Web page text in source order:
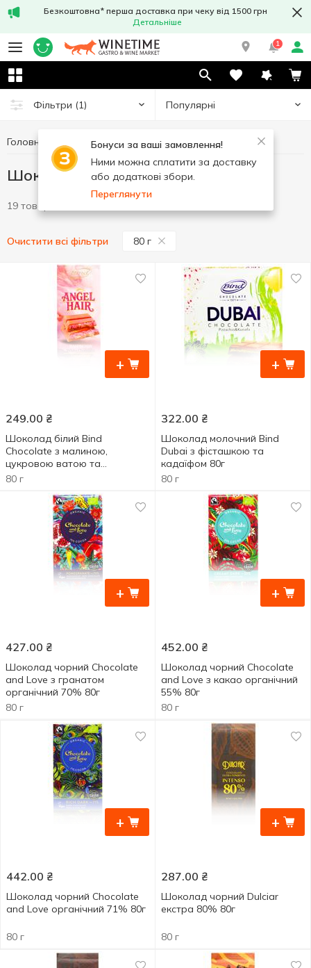
Безкоштовна* перша доставка при чеку від 1500 грн
Детальніше
1
Фільтри (1) Популярні
Бонуси за ваші замовлення!
Ними можна сплатити за доставку
або додаткові збори.
Переглянути
Головна Солодощі Шоколад Шоколад 80 г
Шоколад 80 г
19 товарів
Очистити всі фільтри 80 г
+
249.00 ₴
Шоколад білий Bind
Chocolate з малиною,
цукровою ватою та
фісташковим кремом 80г
80 г
+
322.00 ₴
Шоколад молочний Bind
Dubai з фісташкою та
кадаїфом 80г
80 г
+
427.00 ₴
Шоколад чорний Chocolate
and Love з гранатом
органічний 70% 80г
80 г
+
452.00 ₴
Шоколад чорний Chocolate
and Love з какао органічний
55% 80г
80 г
+
442.00 ₴
Шоколад чорний Chocolate
and Love органічний 71% 80г
80 г
+
287.00 ₴
Шоколад чорний Dulciar
екстра 80% 80г
80 г